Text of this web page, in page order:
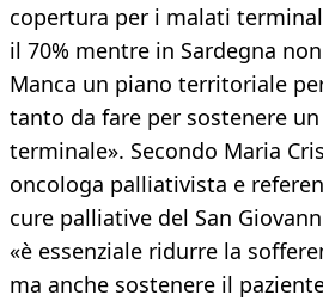
copertura per i malati
il 70% mentre in Sardegna
Manca un piano territoriale
tanto da fare per sostenere
terminale». Secondo Maria
oncologa palliativista e
cure palliative del San
«è essenziale ridurre la
ma anche sostenere il